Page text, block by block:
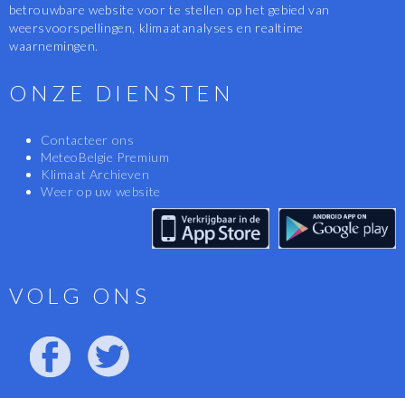
betrouwbare website voor te stellen op het gebied van
weersvoorspellingen, klimaatanalyses en realtime
waarnemingen.
ONZE DIENSTEN
Contacteer ons
MeteoBelgie Premium
Klimaat Archieven
Weer op uw website
VOLG ONS